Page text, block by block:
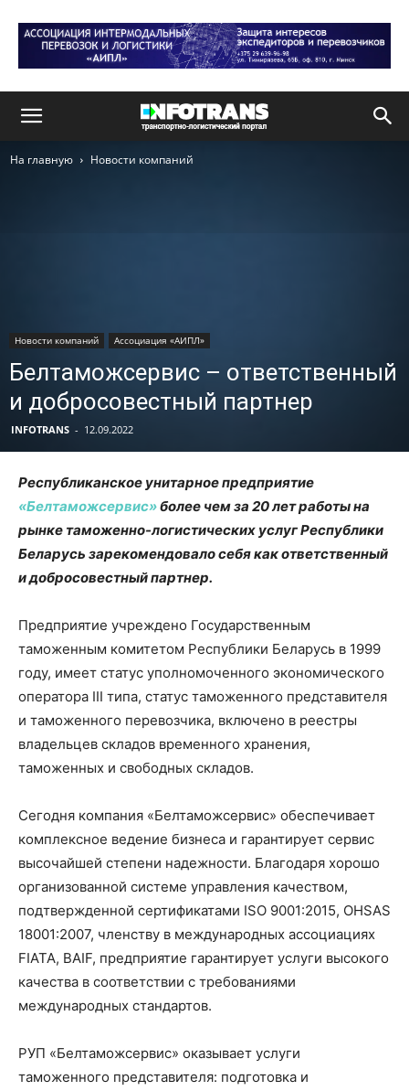
На главную Новости компаний
Новости компаний Ассоциация «АИПЛ»
Белтаможсервис – ответственный
и добросовестный партнер
INFOTRANS - 12.09.2022
Республиканское унитарное предприятие
«Белтаможсервис»более чем за 20 лет работы на
рынке таможенно-логистических услуг Республики
Беларусь зарекомендовало себя как ответственный
и добросовестный партнер.
Предприятие учреждено Государственным
таможенным комитетом Республики Беларусь в 1999
году, имеет статус уполномоченного экономического
оператора III типа, статус таможенного представителя
и таможенного перевозчика, включено в реестры
владельцев складов временного хранения,
таможенных и свободных складов.
Сегодня компания «Белтаможсервис» обеспечивает
комплексное ведение бизнеса и гарантирует сервис
высочайшей степени надежности. Благодаря хорошо
организованной системе управления качеством,
подтвержденной сертификатами ISO 9001:2015, OHSAS
18001:2007, членству в международных ассоциациях
FIATA, BAIF, предприятие гарантирует услуги высокого
качества в соответствии с требованиями
международных стандартов.
РУП «Белтаможсервис» оказывает услуги
таможенного представителя: подготовка и